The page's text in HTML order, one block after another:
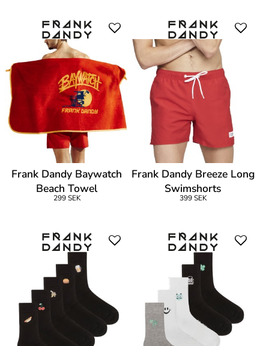
Frank Dandy Baywatch
Beach Towel
299 SEK
Frank Dandy Breeze Long
Swimshorts
399 SEK